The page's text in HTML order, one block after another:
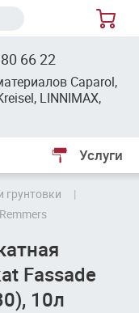
66 22
Caparol,
LINNIMAX,
Услуги
грунтовки
Fassade
10л